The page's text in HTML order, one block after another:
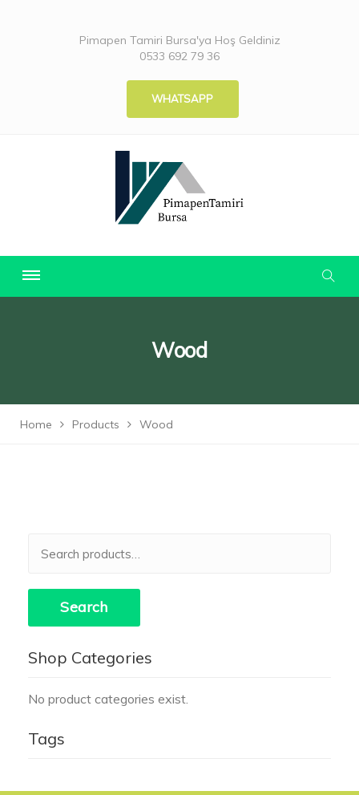
Pimapen Tamiri Bursa'ya Hoş Geldiniz
0533 692 79 36
WHATSAPP
Wood
Home Products Wood
for:
Search
Shop Categories
No product categories exist.
Tags